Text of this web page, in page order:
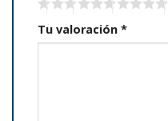
Tu valoración *